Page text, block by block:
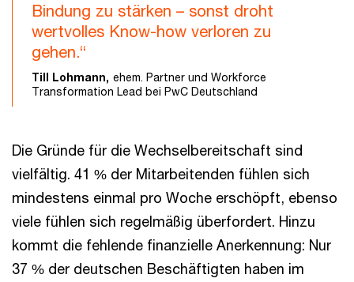
Bindung zu stärken – sonst droht
wertvolles Know-how verloren zu
gehen.“
Till Lohmann, ehem. Partner und Workforce
Transformation Lead bei PwC Deutschland
Die Gründe für die Wechselbereitschaft sind
vielfältig. 41 % der Mitarbeitenden fühlen sich
mindestens einmal pro Woche erschöpft, ebenso
viele fühlen sich regelmäßig überfordert. Hinzu
kommt die fehlende finanzielle Anerkennung: Nur
37 % der deutschen Beschäftigten haben im